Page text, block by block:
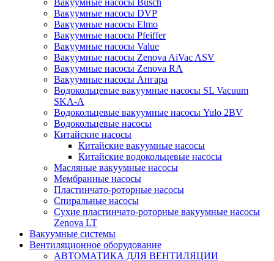
Вакуумные насосы Busch
Вакуумные насосы DVP
Вакуумные насосы Elmo
Вакуумные насосы Pfeiffer
Вакуумные насосы Value
Вакуумные насосы Zenova AiVac ASV
Вакуумные насосы Zenova RA
Вакуумные насосы Ангара
Водокольцевые вакуумные насосы SL Vacuum
SKA-A
Водокольцевые вакуумные насосы Yulo 2BV
Водокольцевые насосы
Китайские насосы
Китайские вакуумные насосы
Китайские водокольцевые насосы
Масляные вакуумные насосы
Мембранные насосы
Пластинчато-роторные насосы
Спиральные насосы
Сухие пластинчато-роторные вакуумные насосы
Zenova LT
Вакуумные системы
Вентиляционное оборудование
АВТОМАТИКА ДЛЯ ВЕНТИЛЯЦИИ